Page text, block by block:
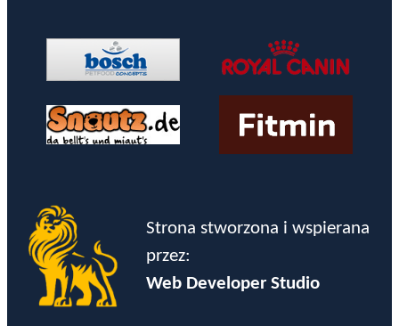
Strona stworzona i wspierana
przez:
Web Developer Studio